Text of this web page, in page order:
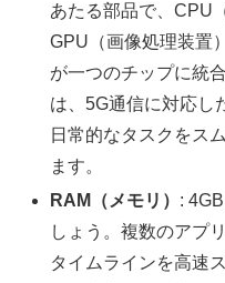
あたる部品で、CPU
GPU（画像処理装置
が一つのチップに統
は、5G通信に対応し
日常的なタスクをス
ます。
RAM（メモリ） :
しょう。複数のアプ
タイムラインを高速